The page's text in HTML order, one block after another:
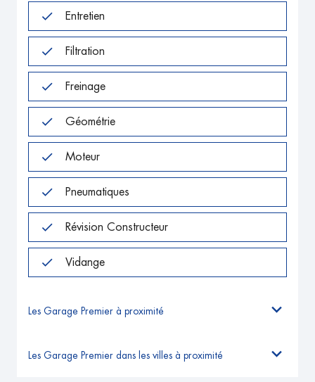
Entretien
Filtration
Freinage
Géométrie
Moteur
Pneumatiques
Révision Constructeur
Vidange
Les Garage Premier à proximité
Les Garage Premier dans les villes à proximité